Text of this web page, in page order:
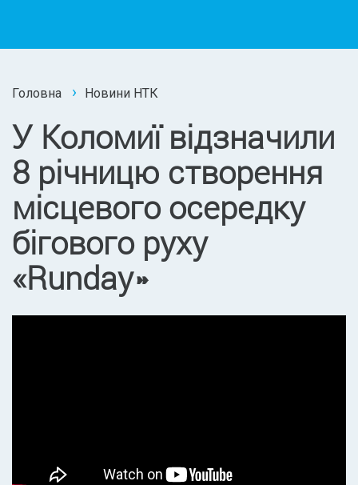
Головна Новини НТК
У Коломиї відзначили
8 річницю створення
місцевого осередку
бігового руху
«Runday»